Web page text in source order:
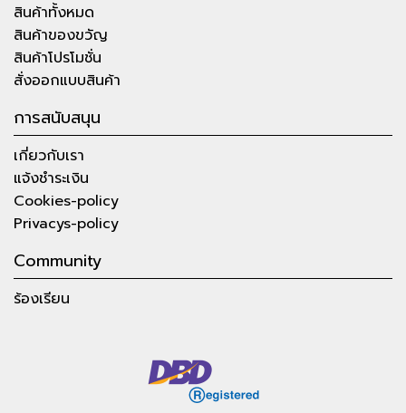
สินค้าทั้งหมด
สินค้าของขวัญ
สินค้าโปรโมชั่น
สั่งออกแบบสินค้า
การสนับสนุน
เกี่ยวกับเรา
แจ้งชำระเงิน
Cookies-policy
Privacys-policy
Community
ร้องเรียน